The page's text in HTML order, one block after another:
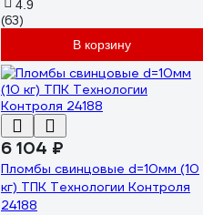
красный 24136
4.9
(63)
В корзину
6 104 ₽
Пломбы свинцовые d=10мм (10
кг) ТПК Технологии Контроля
24188